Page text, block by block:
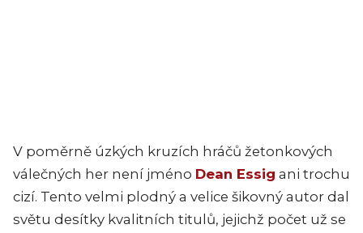
V poměrně úzkých kruzích hráčů žetonkových
válečných her není jméno Dean Essig ani trochu
cizí. Tento velmi plodný a velice šikovný autor dal
světu desítky kvalitních titulů, jejichž počet už se